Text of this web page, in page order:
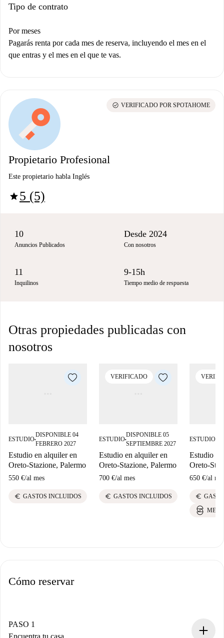
Tipo de contrato
Por meses
Pagarás renta por cada mes de reserva, incluyendo el mes en el
que entras y el mes en el que te vas.
Propietario Profesional
Este propietario habla Inglés
star5 (5)
check_circle VERIFICADO POR SPOTAHOME
10
Anuncios Publicados
Desde 2024
Con nosotros
11
Inquilinos
9-15h
Tiempo medio de respuesta
Otras propiedades publicadas con
nosotros
ESTUDIO■
DISPONIBLE 04
FEBRERO 2027
Estudio en alquiler en
Oreto-Stazione, Palermo
550 €/al mes
euro GASTOS INCLUIDOS
VERIFICADO
ESTUDIO■
DISPONIBLE 05
SEPTIEMBRE 2027
Estudio en alquiler en
Oreto-Stazione, Palermo
700 €/al mes
euro GASTOS INCLUIDOS
ESTUDIO
Estudio
Oreto-
650 €/al
euro
Cómo reservar
PASO 1